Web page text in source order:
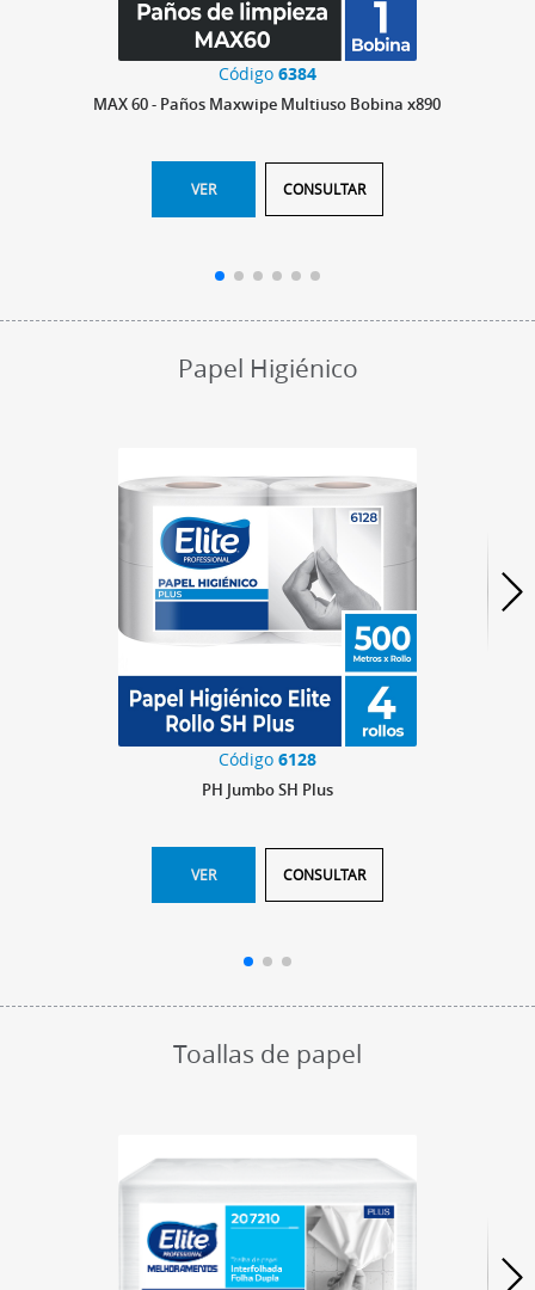
Código 6384
MAX 60 - Paños Maxwipe Multiuso Bobina x890
VER CONSULTAR
Papel Higiénico
Código 6128
PH Jumbo SH Plus
VER CONSULTAR
Toallas de papel